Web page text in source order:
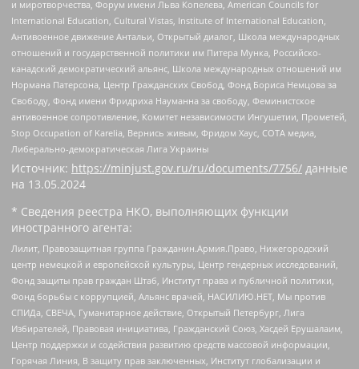
и миротворчества, Форум имени Льва Копелева, American Councils for
International Education, Cultural Vistas, Institute of International Education,
Антивоенное движение Антальи, Открытый диалог, Школа международных
отношений и государственной политики им Питера Мунка, Российско-
канадский демократический альянс, Школа международных отношений им
Нормана Патерсона, Центр Гражданских Свобод, Фонд Бориса Немцова за
Свободу, Фонд имени Фридриха Науманна за свободу, Феминистское
антивоенное сопротивление, Комитет независимости Ингушетии, Прометей,
Stop Occupation of Karelia, Вернись живым, Фридом Хаус, СОТА медиа,
Либерально-демократическая Лига Украины
Источник: https://minjust.gov.ru/ru/documents/7756/ данные
на 13.05.2024
* Сведения реестра НКО, выполняющих функции
иностранного агента:
Лилит, Правозащитная группа Гражданин.Армия.Право, Нижегородский
центр немецкой и европейской культуры, Центр гендерных исследований,
Фонд защиты прав граждан Штаб, Институт права и публичной политики,
Фонд борьбы с коррупцией, Альянс врачей, НАСИЛИЮ.НЕТ, Мы против
СПИДа, СВЕЧА, Гуманитарное действие, Открытый Петербург, Лига
Избирателей, Правовая инициатива, Гражданский Союз, Хасдей Ерушалаим,
Центр поддержки и содействия развитию средств массовой информации,
Горячая Линия, В защиту прав заключенных, Институт глобализации и